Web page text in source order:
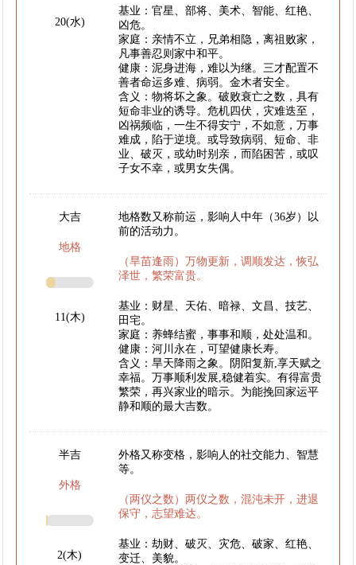
20(水)
基业：官星、部将、美术、智能、红艳、
凶危。
家庭：亲情不立，兄弟相隐，离祖败家，
凡事善忍则家中和平。
健康：泥身进海，难以为继。三才配置不
善者命运多难、病弱。金木者安全。
含义：物将坏之象。破败衰亡之数，具有
短命非业的诱导。危机四伏，灾难迭至，
凶祸频临，一生不得安宁，不如意，万事
难成，陷于逆境。或导致病弱、短命、非
业、破灭，或幼时别亲，而陷困苦，或叹
子女不幸，或男女失偶。
大吉
地格
11(木)
地格数又称前运，影响人中年（36岁）以
前的活动力。
（旱苗逢雨）万物更新，调顺发达，恢弘
泽世，繁荣富贵。
基业：财星、天佑、暗禄、文昌、技艺、
田宅。
家庭：养蜂结蜜，事事和顺，处处温和。
健康：河川永在，可望健康长寿。
含义：旱天降雨之象。阴阳复新,享天赋之
幸福。万事顺利发展,稳健着实。有得富贵
繁荣，再兴家业的暗示。为能挽回家运平
静和顺的最大吉数。
半吉
外格
2(木)
外格又称变格，影响人的社交能力、智慧
等。
（两仪之数）两仪之数，混沌未开，进退
保守，志望难达。
基业：劫财、破灭、灾危、破家、红艳、
变迁、美貌。